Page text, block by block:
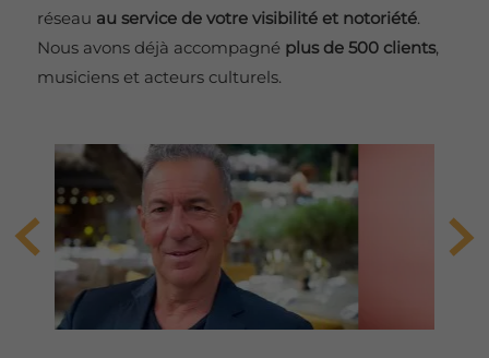
réseau au service de votre visibilité et notoriété.
Nous avons déjà accompagné plus de 500 clients,
musiciens et acteurs culturels.
JJ WILDE
Plus d'infos